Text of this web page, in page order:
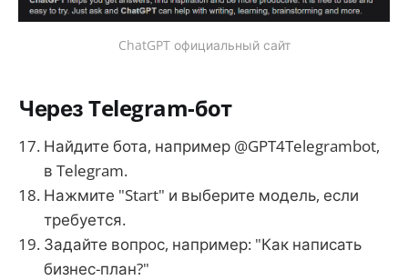
ChatGPT официальный сайт
Через Telegram-бот
Найдите бота, например @GPT4Telegrambot,
в Telegram.
Нажмите "Start" и выберите модель, если
требуется.
Задайте вопрос, например: "Как написать
бизнес-план?"